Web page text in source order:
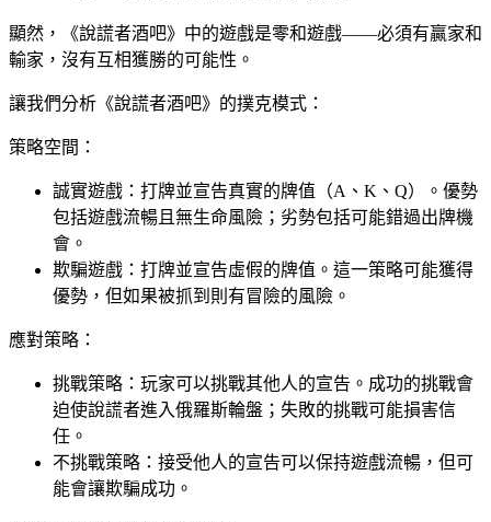
顯然，《說謊者酒吧》中的遊戲是零和遊戲——必須有贏家和
輸家，沒有互相獲勝的可能性。
讓我們分析《說謊者酒吧》的撲克模式：
策略空間：
誠實遊戲：打牌並宣告真實的牌值（A、K、Q）。優勢
包括遊戲流暢且無生命風險；劣勢包括可能錯過出牌機
會。
欺騙遊戲：打牌並宣告虛假的牌值。這一策略可能獲得
優勢，但如果被抓到則有冒險的風險。
應對策略：
挑戰策略：玩家可以挑戰其他人的宣告。成功的挑戰會
迫使說謊者進入俄羅斯輪盤；失敗的挑戰可能損害信
任。
不挑戰策略：接受他人的宣告可以保持遊戲流暢，但可
能會讓欺騙成功。